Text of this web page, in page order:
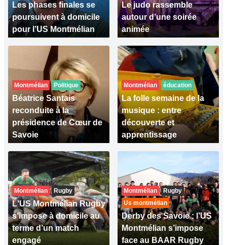
Les phases finales se
poursuivent à domicile
pour l’US Montmélian
Le judo rassemble
autour d’une soirée
animée
Montmélian Politique
Béatrice Santais
reconduite à la
présidence de Cœur de
Savoie
Montmélian éducation
La folle semaine de la
musique : entre
découverte et
apprentissage
Montmélian Rugby
L'US Montmélian Rugby
s’impose à domicile au
terme d’un match
engagé
Montmélian
Rugby
Us montmélian
Derby des Savoie : l’US
Montmélian s’impose
face au BAAR Rugby